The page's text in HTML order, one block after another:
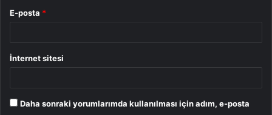
E-posta *
İnternet sitesi
Daha sonraki yorumlarımda kullanılması için adım, e-posta